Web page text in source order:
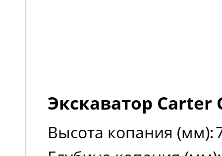
Экскаватор Carter
Высота копания (мм):